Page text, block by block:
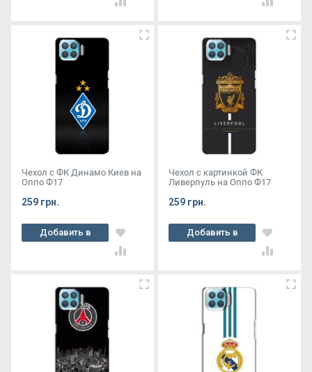
Чехол с ФК Динамо Киев на
Оппо Ф17
259 грн.
Добавить в
корзину
Чехол с картинкой ФК
Ливерпуль на Оппо Ф17
259 грн.
Добавить в
корзину